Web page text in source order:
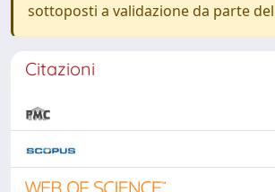
sottoposti a validazione da parte
Citazioni